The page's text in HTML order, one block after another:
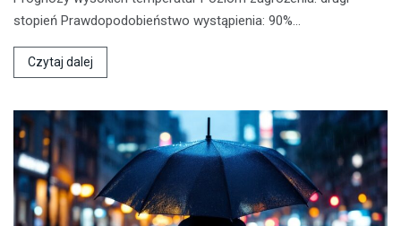
stopień Prawdopodobieństwo wystąpienia: 90%…
Czytaj dalej